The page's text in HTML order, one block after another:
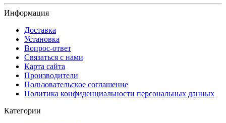
Информация
Доставка
Установка
Вопрос-ответ
Связаться с нами
Карта сайта
Производители
Пользовательское соглашение
Политика конфиденциальности персональных данных
Категории